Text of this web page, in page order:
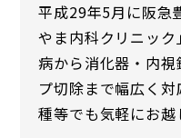
平成29年5月に阪急
やま内科クリニッ
病から消化器・内
プ切除まで幅広く
種等でも気軽にお越